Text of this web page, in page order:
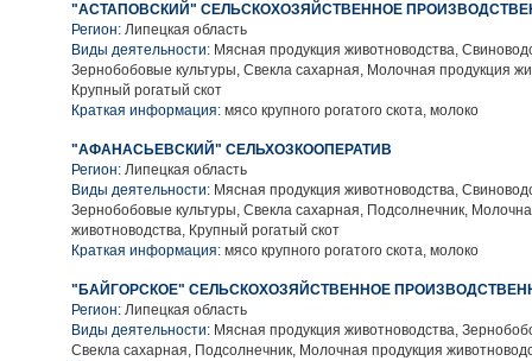
"АСТАПОВСКИЙ" СЕЛЬСКОХОЗЯЙСТВЕННОЕ
Регион: Липецкая область
Виды деятельности: Мясная продукция животноводства,
Зернобобовые культуры, Свекла сахарная, Молочная продукция
Крупный рогатый скот
Краткая информация: мясо крупного рогатого скота, молоко
"АФАНАСЬЕВСКИЙ" СЕЛЬХОЗКООПЕРАТИВ
Регион: Липецкая область
Виды деятельности: Мясная продукция животноводства,
Зернобобовые культуры, Свекла сахарная, Подсолнечник,
животноводства, Крупный рогатый скот
Краткая информация: мясо крупного рогатого скота, молоко
"БАЙГОРСКОЕ" СЕЛЬСКОХОЗЯЙСТВЕННОЕ
Регион: Липецкая область
Виды деятельности: Мясная продукция животноводства,
Свекла сахарная, Подсолнечник, Молочная продукция